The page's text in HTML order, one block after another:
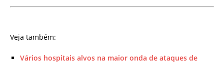
Veja também:
Vários hospitais alvos na maior onda de ataques de